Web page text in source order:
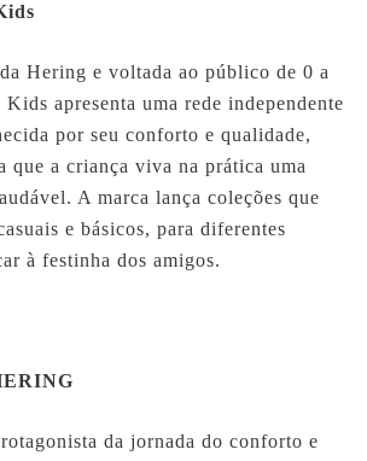
Hering e voltada ao público de 0 a
apresenta uma rede independente
por seu conforto e qualidade,
que a criança viva na prática uma
A marca lança coleções que
e básicos, para diferentes
à festinha dos amigos.
da jornada do conforto e